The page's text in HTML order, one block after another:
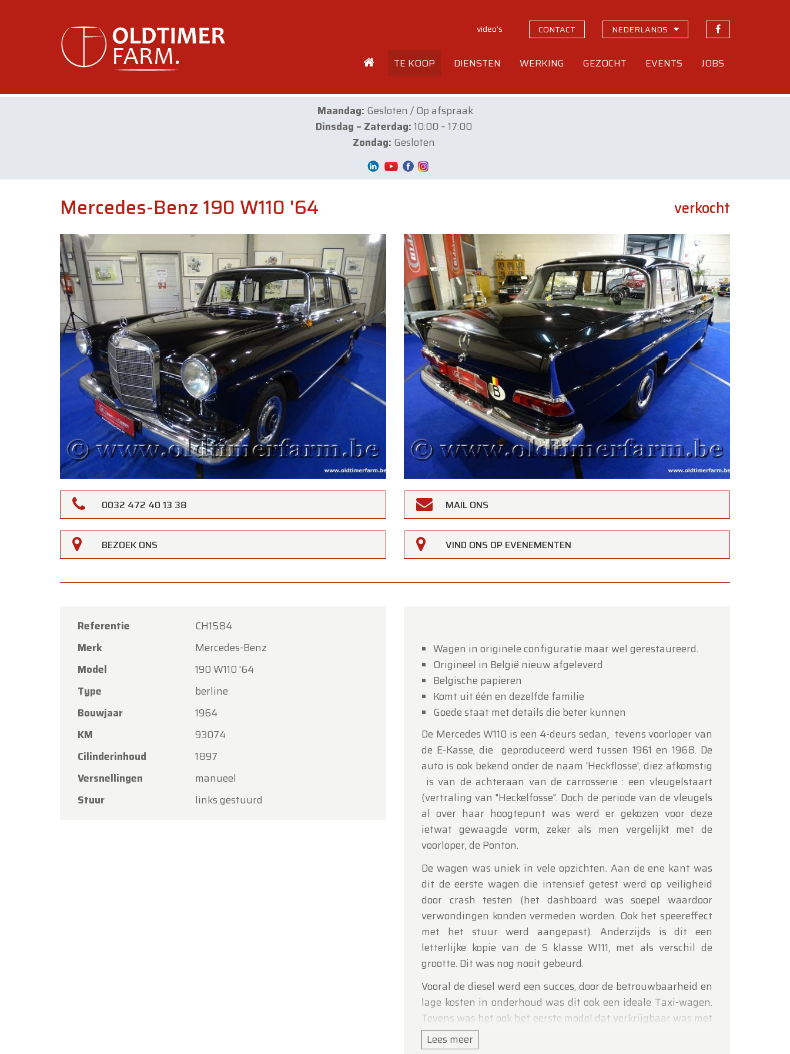
video's CONTACT NEDERLANDS
TE KOOP DIENSTEN WERKING GEZOCHT EVENTS JOBS
Maandag: Gesloten / Op afspraak
Dinsdag – Zaterdag:10:00 – 17:00
Zondag: Gesloten
Mercedes-Benz 190 W110 '64 verkocht
0032 472 40 13 38 MAIL ONS
BEZOEK ONS VIND ONS OP EVENEMENTEN
Referentie
CH1584
Merk
Mercedes-Benz
Model
190 W110 '64
Type
berline
Bouwjaar
1964
KM
93074
Cilinderinhoud
1897
Versnellingen
manueel
Stuur
links gestuurd
Wagen in originele configuratie maar wel gerestaureerd.
Origineel in België nieuw afgeleverd
Belgische papieren
Komt uit één en dezelfde familie
Goede staat met details die beter kunnen
De Mercedes W110 is een 4-deurs sedan, tevens voorloper van
de E-Kasse, die geproduceerd werd tussen 1961 en 1968. De
auto is ook bekend onder de naam 'Heckflosse', diez afkomstig
is van de achteraan van de carrosserie : een vleugelstaart
(vertraling van "Heckelfosse". Doch de periode van de vleugels
al over haar hoogtepunt was werd er gekozen voor deze
ietwat gewaagde vorm, zeker als men vergelijkt met de
voorloper, de Ponton.
De wagen was uniek in vele opzichten. Aan de ene kant was
dit de eerste wagen die intensief getest werd op veiligheid
door crash testen (het dashboard was soepel waardoor
verwondingen konden vermeden worden. Ook het speereffect
met het stuur werd aangepast). Anderzijds is dit een
letterlijke kopie van de S klasse W111, met als verschil de
grootte. Dit was nog nooit gebeurd.
Vooral de diesel werd een succes, door de betrouwbaarheid en
lage kosten in onderhoud was dit ook een ideale Taxi-wagen.
Tevens was het ook het eerste model dat verkrijgbaar was met
een dieselautomaat.
Lees meer
×
Oldtimerfarm
Beste klanten,
gesloten zijn op zaterdag 15 augustus (O.L.V.
gewoon geopend van maandag 10 augustus tot en
volgens de normale openingsuren.
Maandag 17 augustus
enkel open op afspraak.
Bedankt voor uw begrip en graag tot binnenkort!